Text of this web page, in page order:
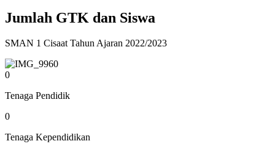
Jumlah GTK dan Siswa
SMAN 1 Cisaat Tahun Ajaran 2022/2023
0
Tenaga Pendidik
0
Tenaga Kependidikan